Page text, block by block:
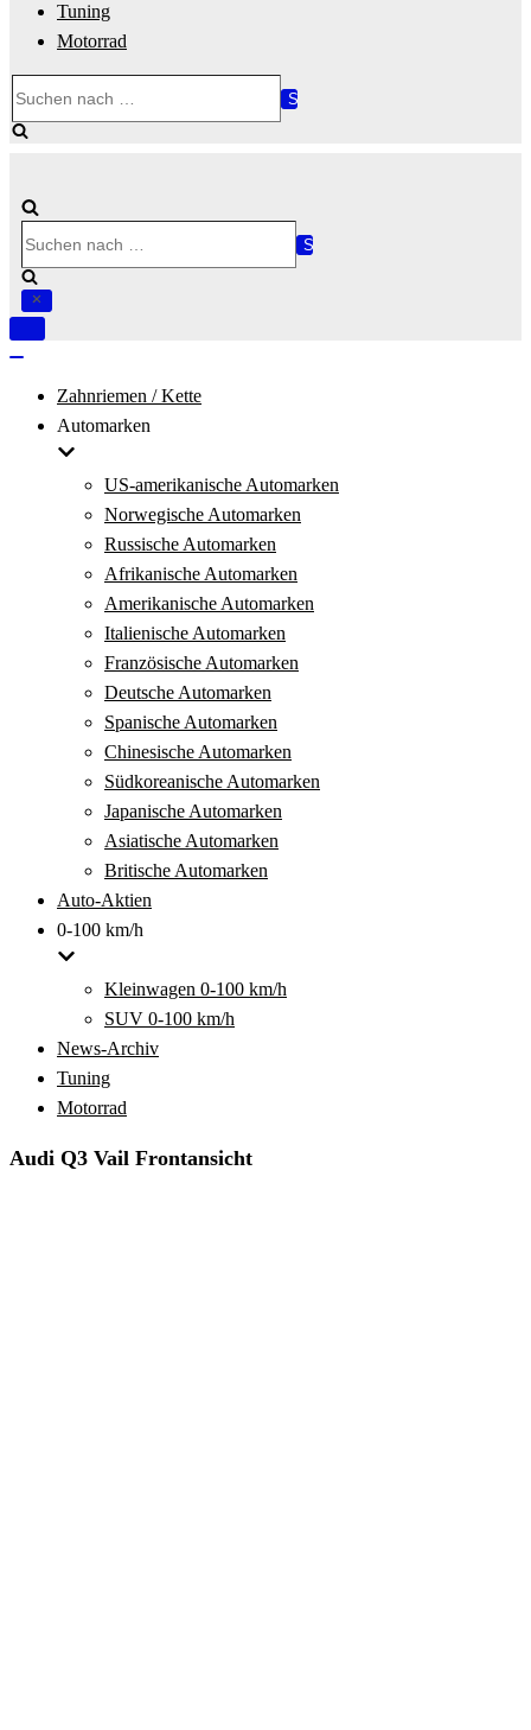
Tuning
Motorrad
nach …
nach …
Navigation
Zahnriemen / Kette
Automarken
US-amerikanische Automarken
Norwegische Automarken
Russische Automarken
Afrikanische Automarken
Amerikanische Automarken
Italienische Automarken
Französische Automarken
Deutsche Automarken
Spanische Automarken
Chinesische Automarken
Südkoreanische Automarken
Japanische Automarken
Asiatische Automarken
Britische Automarken
Auto-Aktien
0-100 km/h
Kleinwagen 0-100 km/h
SUV 0-100 km/h
News-Archiv
Tuning
Motorrad
Audi Q3 Vail Frontansicht